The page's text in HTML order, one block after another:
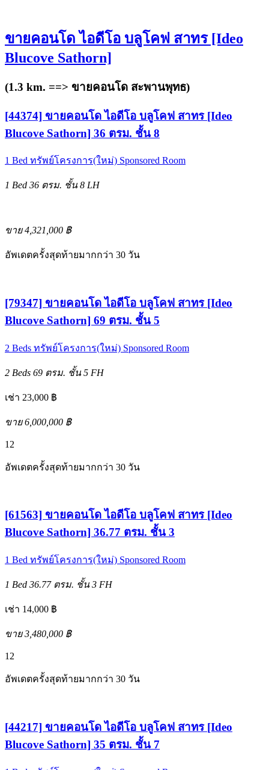
ขายคอนโด ไอดีโอ บลูโคฟ สาทร [Ideo
Blucove Sathorn]
(1.3 km. ==> ขายคอนโด สะพานพุทธ)
[44374] ขายคอนโด ไอดีโอ บลูโคฟ สาทร [Ideo
Blucove Sathorn] 36 ตรม. ชั้น 8
1 Bed ทรัพย์โครงการ(ใหม่) Sponsored Room
1 Bed 36 ตรม. ชั้น 8 LH
ขาย 4,321,000 ฿
อัพเดตครั้งสุดท้ายมากกว่า 30 วัน
[79347] ขายคอนโด ไอดีโอ บลูโคฟ สาทร [Ideo
Blucove Sathorn] 69 ตรม. ชั้น 5
2 Beds ทรัพย์โครงการ(ใหม่) Sponsored Room
2 Beds 69 ตรม. ชั้น 5 FH
เช่า 23,000 ฿
ขาย 6,000,000 ฿
12
อัพเดตครั้งสุดท้ายมากกว่า 30 วัน
[61563] ขายคอนโด ไอดีโอ บลูโคฟ สาทร [Ideo
Blucove Sathorn] 36.77 ตรม. ชั้น 3
1 Bed ทรัพย์โครงการ(ใหม่) Sponsored Room
1 Bed 36.77 ตรม. ชั้น 3 FH
เช่า 14,000 ฿
ขาย 3,480,000 ฿
12
อัพเดตครั้งสุดท้ายมากกว่า 30 วัน
[44217] ขายคอนโด ไอดีโอ บลูโคฟ สาทร [Ideo
Blucove Sathorn] 35 ตรม. ชั้น 7